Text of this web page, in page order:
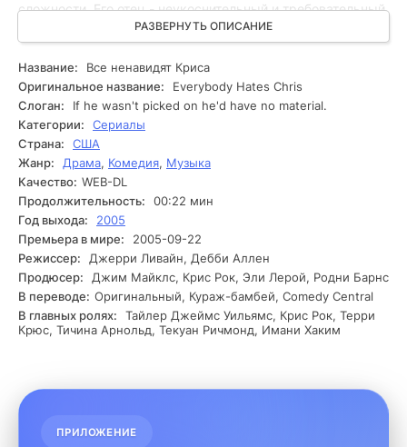
сложности. Его отец - неукоснительный и требовательный,
а мать - заботливая, но иногда чрезмерно защищающая.
Крис старается найти своё место в мире, учится
справляться с издевками одноклассников и трудностями,
которые подбрасывает ему жизнь. Сюжет
разворачивается вокруг ежедневных испытаний Криса.
Он сталкивается с конфликтами в школе, где его
одноклассники не упускают возможности подшутить над
ним. Кроме того, он вынужден помогать своей семье, что
приводит к дополнительным трудностям. Крис решает,
что ему необходимо изменить свою жизнь, и начинает
искать способы справиться с трудностями, ставя перед
собой различные цели. Он сталкивается с новыми
вызовами, и иногда его друзья вливаются в его жизнь, и
он осознаёт, как трудно сохранить дружбу под
давлением. На фоне всех этих событий Крис чаще всего
думает о своём будущем и о том, как ему справиться с
переплетением обязанностей и мечт.
РАЗВЕРНУТЬ ОПИСАНИЕ
Название:
Все ненавидят Криса
Оригинальное название:
Everybody Hates Chris
Слоган:
If he wasn't picked on he'd have no material.
Категории:
Сериалы
Страна:
США
Жанр:
Драма, Комедия, Музыка
Качество: WEB-DL
Продолжительность:
00:22 мин
Год выхода:
2005
Премьера в мире:
2005-09-22
Режиссер:
Джерри Ливайн, Дебби Аллен
Продюсер:
Джим Майклс, Крис Рок, Эли Лерой, Родни Барнс
В переводе: Оригинальный, Кураж-бамбей, Comedy Central
В главных ролях:
Тайлер Джеймс Уильямс, Крис Рок, Терри
Крюс, Тичина Арнольд, Текуан Ричмонд, Имани Хаким
ПРИЛОЖЕНИЕ